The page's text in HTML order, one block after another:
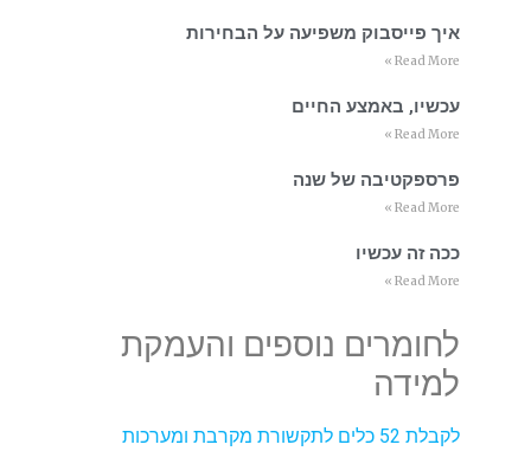
איך פייסבוק משפיעה על הבחירות
Read More »
עכשיו, באמצע החיים
Read More »
פרספקטיבה של שנה
Read More »
ככה זה עכשיו
Read More »
לחומרים נוספים והעמקת
למידה
לקבלת 52 כלים לתקשורת מקרבת ומערכות